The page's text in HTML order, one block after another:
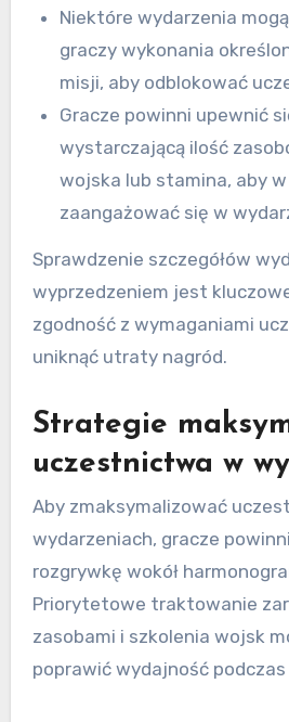
Niektóre wydarzenia
graczy wykonania
misji, aby odblokować
Gracze powinni upewnić
wystarczającą ilość
wojska lub stamina, aby w
zaangażować się w
Sprawdzenie szczegółów
wyprzedzeniem jest
zgodność z wymaganiami
uniknąć utraty nagród.
Strategie
uczestnictwa w
Aby zmaksymalizować
wydarzeniach, gracze
rozgrywkę wokół
Priorytetowe traktowanie
zasobami i szkolenia wojsk
poprawić wydajność